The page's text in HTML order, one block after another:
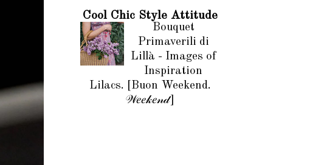
Cool Chic Style Attitude
Bouquet
Primaverili di
Lillà - Images of
Inspiration
Lilacs. [Buon Weekend.
𝒲𝑒𝑒𝓀𝑒𝓃𝒹]